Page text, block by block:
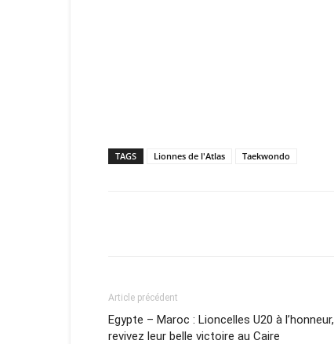
TAGS Lionnes de l'Atlas Taekwondo
Article précédent
Egypte – Maroc : Lioncelles U20 à l’honneur,
revivez leur belle victoire au Caire